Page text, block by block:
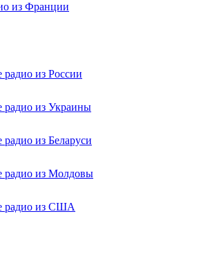
из Франции
радио из России
радио из Украины
радио из Беларуси
радио из Молдовы
радио из США